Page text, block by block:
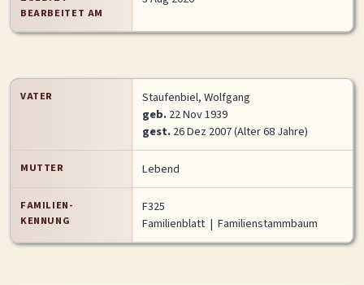
Benutzer-Login beantragen Forum
Deutsch English
BEARBEITET AM
VATER
Staufenbiel, Wolfgang
geb.22 Nov 1939
gest.26 Dez 2007 (Alter 68 Jahre)
MUTTER Lebend
FAMILIEN-
KENNUNG
F325
Familienblatt | Familienstammbaum